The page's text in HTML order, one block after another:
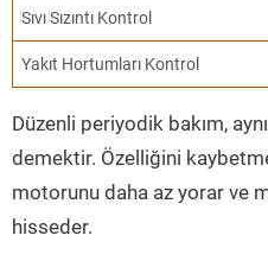
Sıvı Sızıntı Kontrol
Yakıt Hortumları Kontrol
Düzenli periyodik bakım,
demektir. Özelliğini
motorunu daha az yorar ve
hisseder.